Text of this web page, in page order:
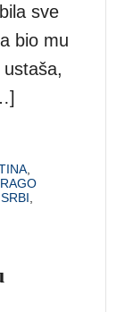
sve
bio mu
,SRBI